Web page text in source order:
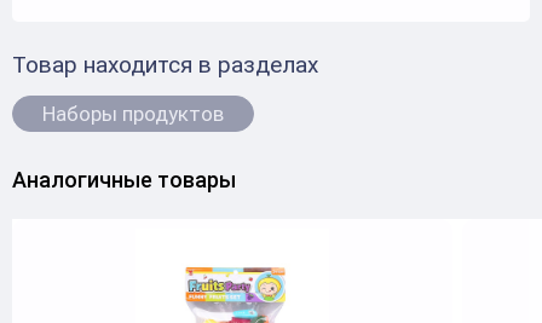
Товар находится в разделах
Наборы продуктов
Аналогичные товары